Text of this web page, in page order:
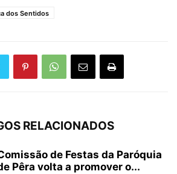
dos Sentidos
RELACIONADOS
de Festas da Paróquia
Pêra volta a promover o...